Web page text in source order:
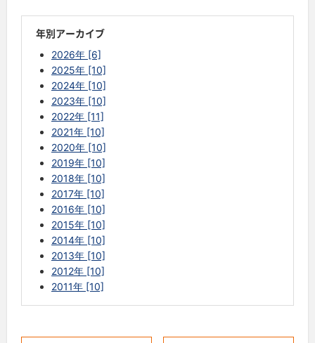
年別アーカイブ
2026年 [6]
2025年 [10]
2024年 [10]
2023年 [10]
2022年 [11]
2021年 [10]
2020年 [10]
2019年 [10]
2018年 [10]
2017年 [10]
2016年 [10]
2015年 [10]
2014年 [10]
2013年 [10]
2012年 [10]
2011年 [10]